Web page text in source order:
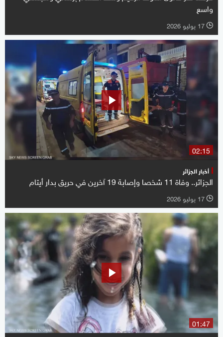
واسع
l 17 يوليو 2026
02:15
أخبار الجزائر
الجزائر.. وفاة 11 شخصا وإصابة 19 آخرين في حريق بدار أيتام
l 17 يوليو 2026
01:47